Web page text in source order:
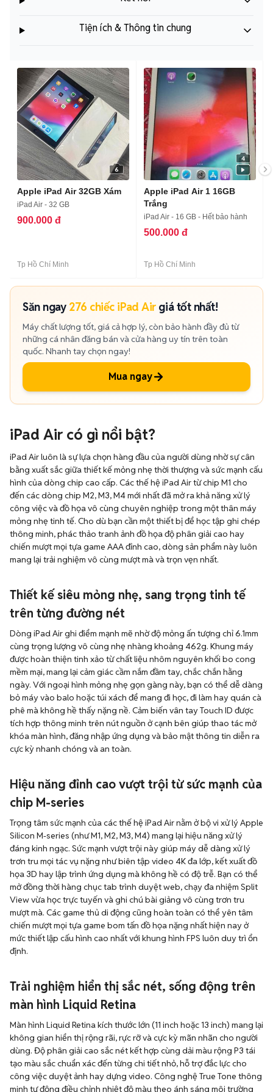
Tiện ích & Thông tin chung
6
Apple iPad Air 32GB Xám
iPad Air - 32 GB
900.000 đ
Tp Hồ Chí Minh
4
Apple iPad Air 1 16GB
Trắng
iPad Air - 16 GB - Hết bảo hành
500.000 đ
Tp Hồ Chí Minh
Săn ngay 276 chiếc iPad Airgiá tốt nhất!
Máy chất lượng tốt, giá cả hợp lý, còn bảo hành đầy đủ từ
những cá nhân đăng bán và cửa hàng uy tín trên toàn
quốc. Nhanh tay chọn ngay!
Mua ngay
iPad Air có gì nổi bật?
iPad Air luôn là sự lựa chọn hàng đầu của người dùng nhờ sự cân
bằng xuất sắc giữa thiết kế mỏng nhẹ thời thượng và sức mạnh cấu
hình của dòng chip cao cấp. Các thế hệ iPad Air từ chip M1 cho
đến các dòng chip M2, M3, M4 mới nhất đã mở ra khả năng xử lý
công việc và đồ họa vô cùng chuyên nghiệp trong một thân máy
mỏng nhẹ tinh tế. Cho dù bạn cần một thiết bị để học tập ghi chép
thông minh, phác thảo tranh ảnh đồ họa độ phân giải cao hay
chiến mượt mọi tựa game AAA đỉnh cao, dòng sản phẩm này luôn
mang lại trải nghiệm vô cùng mượt mà và trọn vẹn nhất.
Thiết kế siêu mỏng nhẹ, sang trọng tinh tế
trên từng đường nét
Dòng iPad Air ghi điểm mạnh mẽ nhờ độ mỏng ấn tượng chỉ 6.1mm
cùng trọng lượng vô cùng nhẹ nhàng khoảng 462g. Khung máy
được hoàn thiện tinh xảo từ chất liệu nhôm nguyên khối bo cong
mềm mại, mang lại cảm giác cầm nắm đầm tay, chắc chắn hằng
ngày. Với ngoại hình mỏng nhẹ gọn gàng này, bạn có thể dễ dàng
bỏ máy vào balo hoặc túi xách để mang đi học, đi làm hay quán cà
phê mà không hề thấy nặng nề. Cảm biến vân tay Touch ID được
tích hợp thông minh trên nút nguồn ở cạnh bên giúp thao tác mở
khóa màn hình, đăng nhập ứng dụng và bảo mật thông tin diễn ra
cực kỳ nhanh chóng và an toàn.
Hiệu năng đỉnh cao vượt trội từ sức mạnh của
chip M-series
Trọng tâm sức mạnh của các thế hệ iPad Air nằm ở bộ vi xử lý Apple
Silicon M-series (như M1, M2, M3, M4) mang lại hiệu năng xử lý
đáng kinh ngạc. Sức mạnh vượt trội này giúp máy dễ dàng xử lý
trơn tru mọi tác vụ nặng như biên tập video 4K đa lớp, kết xuất đồ
họa 3D hay lập trình ứng dụng mà không hề có độ trễ. Bạn có thể
mở đồng thời hàng chục tab trình duyệt web, chạy đa nhiệm Split
View vừa học trực tuyến và ghi chú bài giảng vô cùng trơn tru
mượt mà. Các game thủ di động cũng hoàn toàn có thể yên tâm
chiến mượt mọi tựa game bom tấn đồ họa nặng nhất hiện nay ở
mức thiết lập cấu hình cao nhất với khung hình FPS luôn duy trì ổn
định.
Trải nghiệm hiển thị sắc nét, sống động trên
màn hình Liquid Retina
Màn hình Liquid Retina kích thước lớn (11 inch hoặc 13 inch) mang lại
không gian hiển thị rộng rãi, rực rỡ và cực kỳ mãn nhãn cho người
dùng. Độ phân giải cao sắc nét kết hợp cùng dải màu rộng P3 tái
tạo màu sắc chuẩn xác đến từng chi tiết nhỏ, hỗ trợ đắc lực cho
công việc duyệt ảnh hay dựng video. Công nghệ True Tone thông
minh tự động điều chỉnh nhiệt độ màu theo ánh sáng môi trường